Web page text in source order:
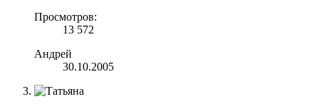
Просмотров:
13 572
Андрей
30.10.2005